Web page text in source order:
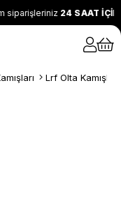
siparişleriniz24 SAAT
Lrf Olta Kamışları